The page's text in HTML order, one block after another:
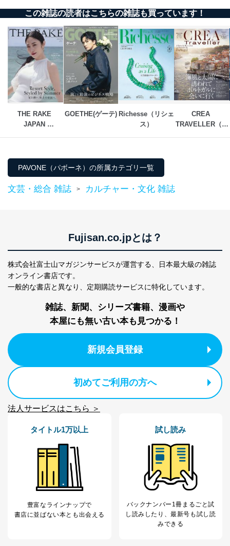
当社は以下の個人情報保護管理者を設置し、個人情報保
用・提供・管理いたします。
東京都渋谷区南平台町16-11
株式会社富士山マガジンサービス
代表取締役会長 西野 伸一郎
個人情報保護管理者: 経営管理グループディレクター 前
田 嘉也
２．利用目的
当社が取り扱う開示対象個人情報の利用目的は次のとお
りです。
購入商品の配送のため
ｅメール等による商品、サービ
ス、キャンペーン等の広告の案内
析して、趣味・嗜好に
応じた新商品・サービスに関する
広告のため
2
当社にお問合わせ
いただいた方の個
人情報
お問い合わせ対応、トラブル対
質向上のため
当社カスタマーQ＆
Aサービス利用者
カスタマーQ＆Aサイトの投稿内容
の確認のため
ｅメール等によるカスタマーQ＆A
サイトのサービス内容のご案内の
ため
ス、キャンペーン等の広告に関す
採用選考、ご連絡のため
5
人情報
め
6
パートナー（提携
により当社の
等をご利用の方の
購入商品配送のため
た商品の発売元企業からのｅメー
サービス、キャンペーン等の広告
に関するご案内のため
7 トに登録された方
の個人情報
当社のサービス利用状況の把握お
よびその分析のため
お問い合わせ対応、トラブル対
処、オペレーター教育など応対品
質向上のため
その他当社のプライバシーポリシ
ー等にて公表する利用目的達成の
この雑誌の読者はこちらの雑誌も買っています！
THE RAKE
JAPAN
GOETHE(ゲーテ) Richesse（リシェ
ス）
CREA
TRAVELLER（ク
PAVONE（パボーネ）の所属カテゴリ一覧
文芸・総合 雑誌 > カルチャー・文化 雑誌
Fujisan.co.jpとは？
株式会社富士山マガジンサービスが運営する、
日本最大級の雑誌
オンライン書店です。
一般的な書店と異なり、 定期購読サービスに特化しています。
雑誌、新聞、シリーズ書籍、漫画や
本屋にも無い古い本も見つかる！
新規会員登録
初めてご利用の方へ
法人サービスはこちら ＞
タイトル1万以上
豊富なラインナップで
書店に並ばない本とも出会える
試し読み
バックナンバー1冊まるごと試
し読み したり、最新号も試し読
みできる